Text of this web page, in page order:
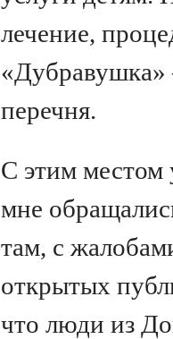
лечение,
«Дубравушка»
перечня.
С этим местом
мне
там, с
открытых
что люди из